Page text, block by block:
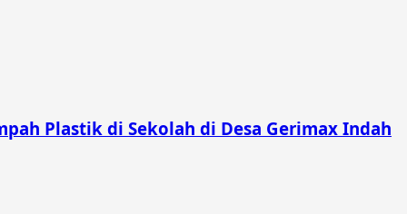
Plastik di Sekolah di Desa Gerimax Indah